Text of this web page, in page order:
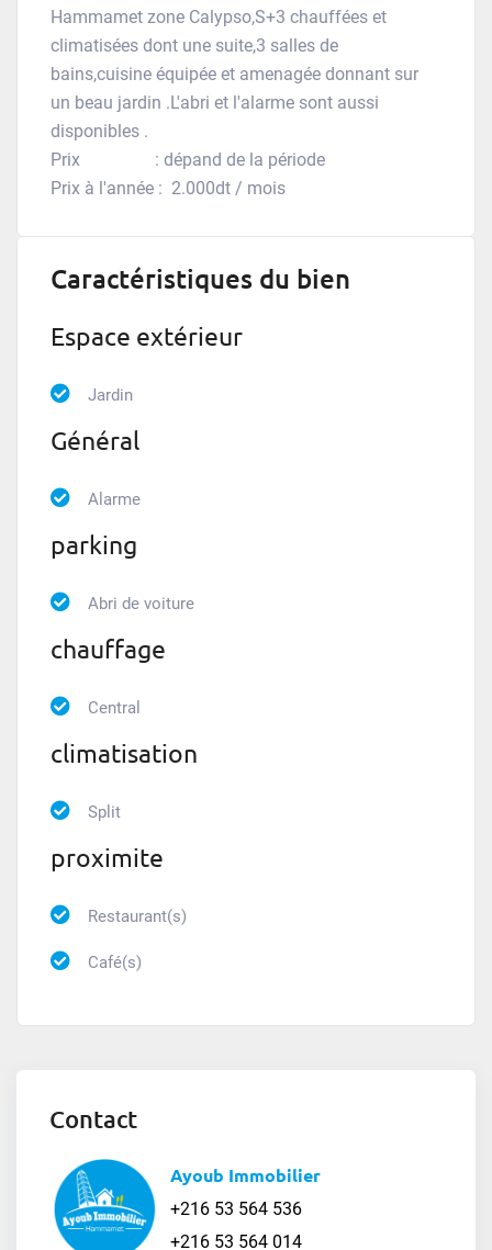
Hammamet zone Calypso,S+3 chauffées et
climatisées dont une suite,3 salles de
bains,cuisine équipée et amenagée donnant sur
un beau jardin .L'abri et l'alarme sont aussi
disponibles .
Prix : dépand de la période
Prix à l'année : 2.000dt / mois
Caractéristiques du bien
Espace extérieur
Jardin
Général
Alarme
parking
Abri de voiture
chauffage
Central
climatisation
Split
proximite
Restaurant(s)
Café(s)
Contact
Ayoub Immobilier
+216 53 564 536
+216 53 564 014